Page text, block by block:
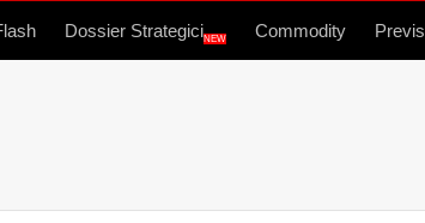
Dossier StrategiciNEW Commodity